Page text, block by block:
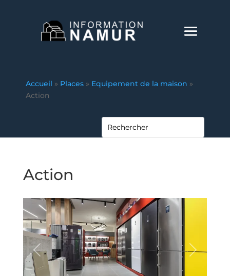
Accueil » Places » Equipement de la maison »
Action
Action
Précédente Prochaine